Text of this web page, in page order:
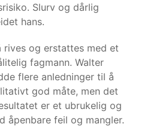
Slurv og dårlig
hans.
rives og erstattes med et
fagmann. Walter
flere anledninger til å
god måte, men det
er et ubrukelig og
åpenbare feil og mangler.